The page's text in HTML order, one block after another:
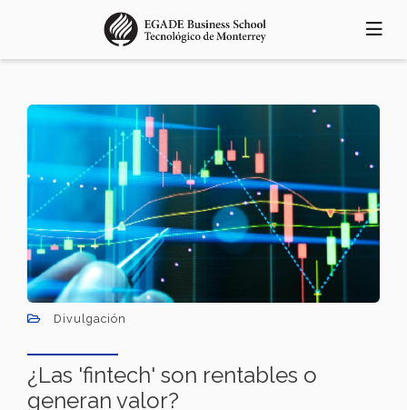
principal
Divulgación
¿Las 'fintech' son rentables o
generan valor?